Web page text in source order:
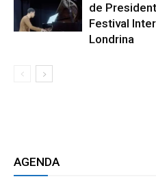
de
Festival
Londrina
AGENDA